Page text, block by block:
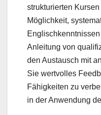
strukturierten
Möglichkeit,
Anleitung von
den Austausch mit
Sie wertvolles
Fähigkeiten zu
in der Anwendung